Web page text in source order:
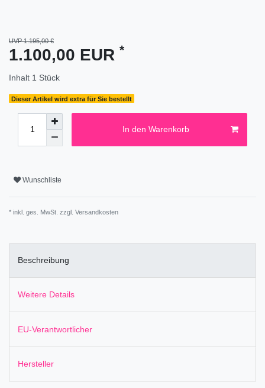
UVP 1.195,00 €
1.100,00 EUR *
Inhalt 1 Stück
Dieser Artikel wird extra für Sie bestellt
In den Warenkorb
Wunschliste
* inkl. ges. MwSt. zzgl. Versandkosten
Beschreibung
Weitere Details
EU-Verantwortlicher
Hersteller